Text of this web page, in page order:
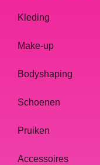
Kleding
Make-up
Bodyshaping
Schoenen
Pruiken
Accessoires